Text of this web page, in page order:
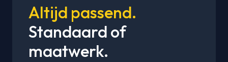
Altijd passend.
Standaard of
maatwerk.